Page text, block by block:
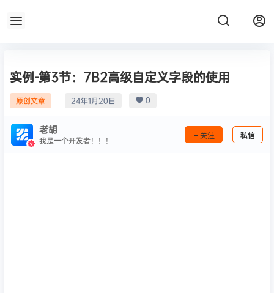
实例-第3节：7B2高级自定义字段的使用
原创文章 24年1月20日 0
老胡
我是一个开发者！！！ 关注 私信